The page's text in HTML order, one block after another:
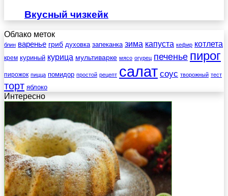
Вкусный чизкейк
Облако меток
блин варенье гриб духовка запеканка зима капуста кефир котлета
крем куриный курица мультиварке мясо огурец печенье пирог
пирожок пицца помидор простой рецепт салат соус творожный тест
торт яблоко
Интересно